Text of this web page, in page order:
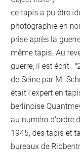
ce tapis a pu être
photographie en
prise après la
même tapis. Au
guerre, il est écrit :
de Seine par M.
était l'expert en
berlinoise
au numéro d'ordre
1945, des tapis et
bureaux de